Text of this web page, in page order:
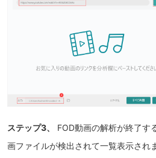
ステップ3、
FOD動画の解析が終了す
画ファイルが検出されて一覧表示され